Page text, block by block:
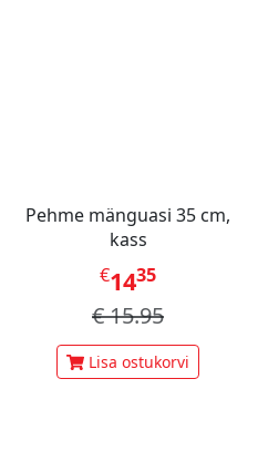
Pehme mänguasi 35 cm,
kass
€1435
€15.95
Lisa ostukorvi